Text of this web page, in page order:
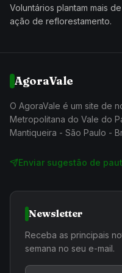
Voluntários plantam mais
ação de reflorestamento.
AgoraVale
O AgoraVale é um site de
Metropolitana do Vale do
Mantiqueira - São Paulo -
Enviar sugestão de
Newsletter
Receba as principais
semana no seu e-mail.